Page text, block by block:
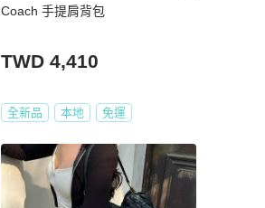
Coach 手提肩背包
TWD 4,410
全新品 本地 免運